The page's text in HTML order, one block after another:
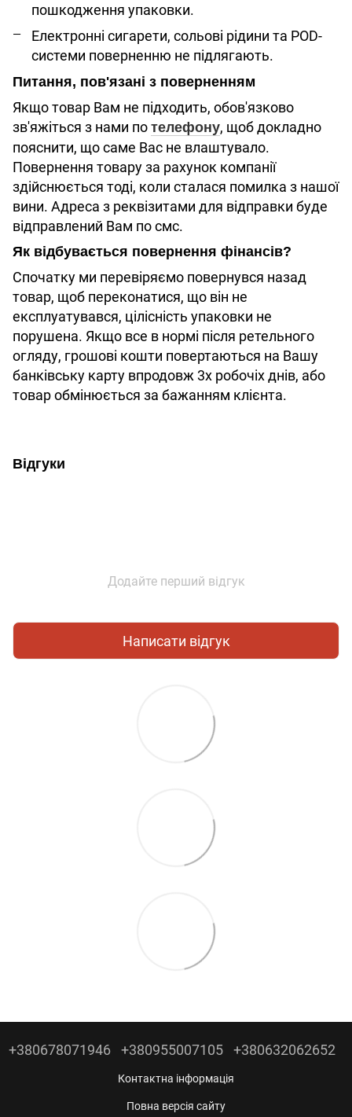
пошкодження упаковки.
Електронні сигарети, сольові рідини та POD-
системи поверненню не підлягають.
Питання, пов'язані з поверненням
Якщо товар Вам не підходить, обов'язково
зв'яжіться з нами по телефону, щоб докладно
пояснити, що саме Вас не влаштувало.
Повернення товару за рахунок компанії
здійснюється тоді, коли сталася помилка з нашої
вини. Адреса з реквізитами для відправки буде
відправлений Вам по смс.
Як відбувається повернення фінансів?
Спочатку ми перевіряємо повернувся назад
товар, щоб переконатися, що він не
експлуатувався, цілісність упаковки не
порушена. Якщо все в нормі після ретельного
огляду, грошові кошти повертаються на Вашу
банківську карту впродовж 3х робочіх днів, або
товар обмінюється за бажанням клієнта.
Відгуки
Додайте перший відгук
Написати відгук
+380678071946 +380955007105 +380632062652
Контактна інформація
Повна версія сайту